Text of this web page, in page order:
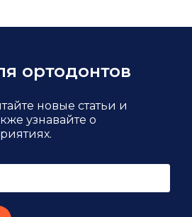
ортодонтов
новые статьи и
узнавайте о